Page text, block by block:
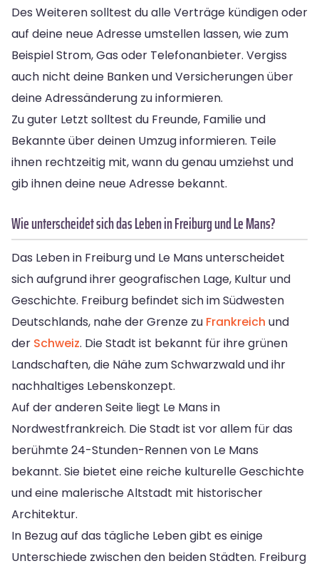
Des Weiteren solltest du alle Verträge kündigen oder
auf deine neue Adresse umstellen lassen, wie zum
Beispiel Strom, Gas oder Telefonanbieter. Vergiss
auch nicht deine Banken und Versicherungen über
deine Adressänderung zu informieren.
Zu guter Letzt solltest du Freunde, Familie und
Bekannte über deinen Umzug informieren. Teile
ihnen rechtzeitig mit, wann du genau umziehst und
gib ihnen deine neue Adresse bekannt.
Wie unterscheidet sich das Leben in Freiburg und Le Mans?
Das Leben in Freiburg und Le Mans unterscheidet
sich aufgrund ihrer geografischen Lage, Kultur und
Geschichte. Freiburg befindet sich im Südwesten
Deutschlands, nahe der Grenze zu Frankreich und
der Schweiz. Die Stadt ist bekannt für ihre grünen
Landschaften, die Nähe zum Schwarzwald und ihr
nachhaltiges Lebenskonzept.
Auf der anderen Seite liegt Le Mans in
Nordwestfrankreich. Die Stadt ist vor allem für das
berühmte 24-Stunden-Rennen von Le Mans
bekannt. Sie bietet eine reiche kulturelle Geschichte
und eine malerische Altstadt mit historischer
Architektur.
In Bezug auf das tägliche Leben gibt es einige
Unterschiede zwischen den beiden Städten. Freiburg